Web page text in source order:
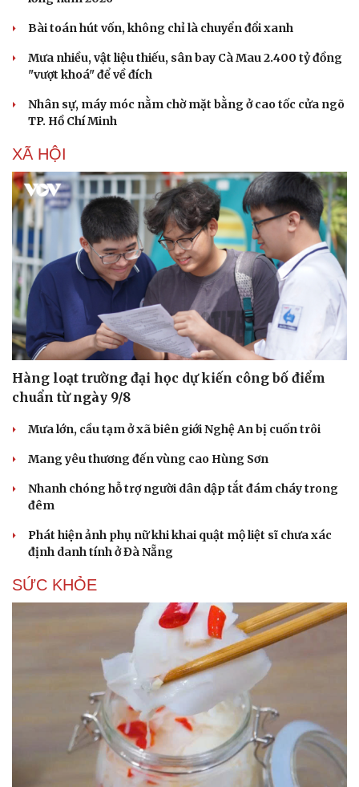
Cải chính
Bài toán hút vốn, không chỉ là chuyển đổi xanh
Mưa nhiều, vật liệu thiếu, sân bay Cà Mau 2.400 tỷ đồng
"vượt khoá" để về đích
Nhân sự, máy móc nằm chờ mặt bằng ở cao tốc cửa ngõ
TP. Hồ Chí Minh
XÃ HỘI
Hàng loạt trường đại học dự kiến công bố điểm
chuẩn từ ngày 9/8
Mưa lớn, cầu tạm ở xã biên giới Nghệ An bị cuốn trôi
Mang yêu thương đến vùng cao Hùng Sơn
Nhanh chóng hỗ trợ người dân dập tắt đám cháy trong
đêm
Phát hiện ảnh phụ nữ khi khai quật mộ liệt sĩ chưa xác
định danh tính ở Đà Nẵng
SỨC KHỎE